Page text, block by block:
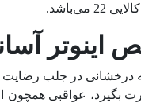
درخشانی در جلب
عواقبی همچون